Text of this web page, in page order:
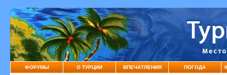
ФОРУМЫ О ТУРЦИИ ВПЕЧАТЛЕНИЯ ПОГОДА